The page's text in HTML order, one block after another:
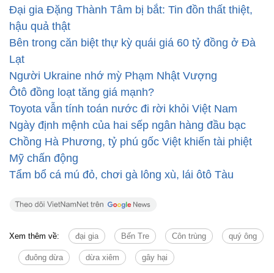
Đại gia Đặng Thành Tâm bị bắt: Tin đồn thất thiệt,
hậu quả thật
Bên trong căn biệt thự kỳ quái giá 60 tỷ đồng ở Đà
Lạt
Người Ukraine nhớ mỳ Phạm Nhật Vượng
Ôtô đồng loạt tăng giá mạnh?
Toyota vẫn tính toán nước đi rời khỏi Việt Nam
Ngày định mệnh của hai sếp ngân hàng đầu bạc
Chồng Hà Phương, tỷ phú gốc Việt khiến tài phiệt
Mỹ chấn động
Tẩm bổ cá mú đỏ, chơi gà lông xù, lái ôtô Tàu
Xem thêm về: đại gia Bến Tre Côn trùng quý ông
đuông dừa dừa xiêm gây hại